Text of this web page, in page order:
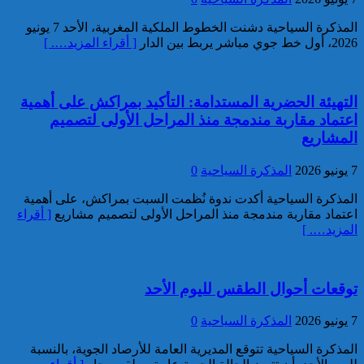
تفكيك خلية إرهابية مرتبطة بالفرع
الإفريقي ل”داعش”: ضبط عبوة
ناسفة إضافية في طور التركيب
إحباط مخطط إرهابي بالغ
الخطورة كان يستهدف المغرب
بتكليف وتحريض مباشر من قيادي
المذكرة السياحية دشنت الخطوط الملكية المغربية، الأحد 7 يونيو
2026، أول خط جوي مباشر يربط بين الدار
[ أقراء المزيد…. ]
التهيئة الحضرية المستدامة: التأكيد بمراكش على أهمية
اعتماد مقاربة مندمجة منذ المراحل الأولى لتصميم
المشاريع
7 يونيو 2026 المذكرة السياحية 0
المذكرة السياحية أكدت ندوة نُظمت السبت بمراكش، على أهمية
اعتماد مقاربة مندمجة منذ المراحل الأولى لتصميم مشاريع [ أقراء
المزيد…. ]
توقعات أحوال الطقس لليوم الأحد
7 يونيو 2026 المذكرة السياحية 0
المذكرة السياحية تتوقع المديرية العامة للأرصاد الجوية، بالنسبة